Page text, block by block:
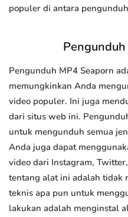
populer di antara
Pengunduh MP4 Seaporn
memungkinkan Anda
video populer. Ini juga
dari situs web ini.
untuk mengunduh semua
Anda juga dapat
video dari Instagram,
tentang alat ini adalah tidak
teknis apa pun untuk
lakukan adalah menginstal